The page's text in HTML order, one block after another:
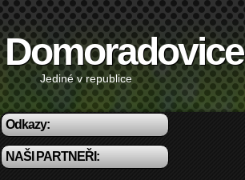
Domoradovice
Jediné v republice
Odkazy:
NAŠI PARTNEŘI: